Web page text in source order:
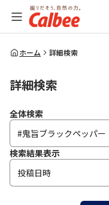
全体検索
ホーム 詳細検索
詳細検索
全体検索
検索結果表示
投稿日時